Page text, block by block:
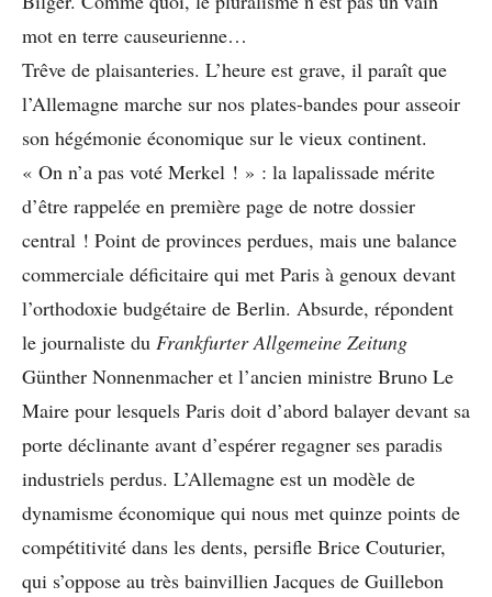
mot en terre causeurienne…
Trêve de plaisanteries. L’heure est grave, il paraît que
l’Allemagne marche sur nos plates-bandes pour asseoir
son hégémonie économique sur le vieux continent.
« On n’a pas voté Merkel ! » : la lapalissade mérite
d’être rappelée en première page de notre dossier
central ! Point de provinces perdues, mais une balance
commerciale déficitaire qui met Paris à genoux devant
l’orthodoxie budgétaire de Berlin. Absurde, répondent
le journaliste du Frankfurter Allgemeine Zeitung
Günther Nonnenmacher et l’ancien ministre Bruno Le
Maire pour lesquels Paris doit d’abord balayer devant sa
porte déclinante avant d’espérer regagner ses paradis
industriels perdus. L’Allemagne est un modèle de
dynamisme économique qui nous met quinze points de
compétitivité dans les dents, persifle Brice Couturier,
qui s’oppose au très bainvillien Jacques de Guillebon